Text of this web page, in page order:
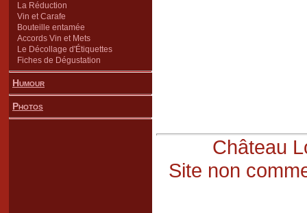
La Réduction
Vin et Carafe
Bouteille entamée
Accords Vin et Mets
Le Décollage d'Étiquettes
Fiches de Dégustation
Humour
Photos
Château
Site non